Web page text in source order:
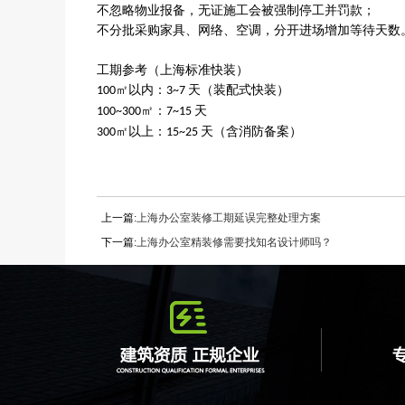
不忽略物业报备，无证施工会被强制停工并罚款；
不分批采购家具、网络、空调，分开进场增加等待天数
工期参考（上海标准快装）
100㎡以内： 3~7 天（装配式快装）
100~300㎡： 7~15 天
300㎡以上： 15~25 天（含消防备案）
上一篇:上海办公室装修工期延误完整处理方案
下一篇:上海办公室精装修需要找知名设计师吗？